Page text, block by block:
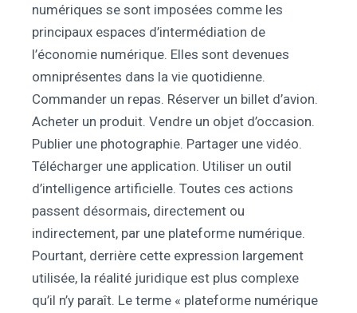
numériques se sont imposées comme les
principaux espaces d’intermédiation de
l’économie numérique. Elles sont devenues
omniprésentes dans la vie quotidienne.
Commander un repas. Réserver un billet d’avion.
Acheter un produit. Vendre un objet d’occasion.
Publier une photographie. Partager une vidéo.
Télécharger une application. Utiliser un outil
d’intelligence artificielle. Toutes ces actions
passent désormais, directement ou
indirectement, par une plateforme numérique.
Pourtant, derrière cette expression largement
utilisée, la réalité juridique est plus complexe
qu’il n’y paraît. Le terme « plateforme numérique